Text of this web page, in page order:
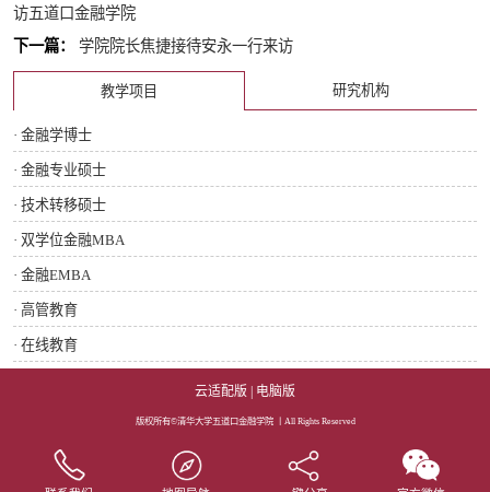
访五道口金融学院
下一篇：
学院院长焦捷接待安永一行来访
教学项目 研究机构
· 金融学博士
· 金融专业硕士
· 技术转移硕士
· 双学位金融MBA
· 金融EMBA
· 高管教育
· 在线教育
云适配版 | 电脑版
版权所有©清华大学五道口金融学院 丨All Rights Reserved